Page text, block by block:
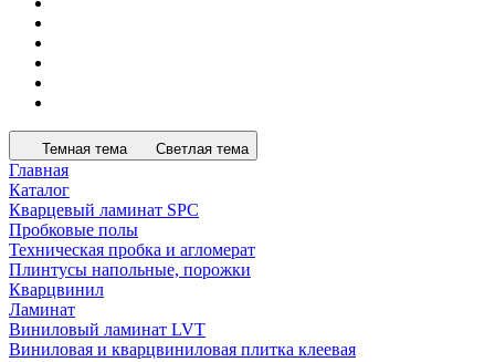
Темная тема Светлая тема
Главная
Каталог
Кварцевый ламинат SPC
Пробковые полы
Техническая пробка и агломерат
Плинтусы напольные, порожки
Кварцвинил
Ламинат
Виниловый ламинат LVT
Виниловая и кварцвиниловая плитка клеевая